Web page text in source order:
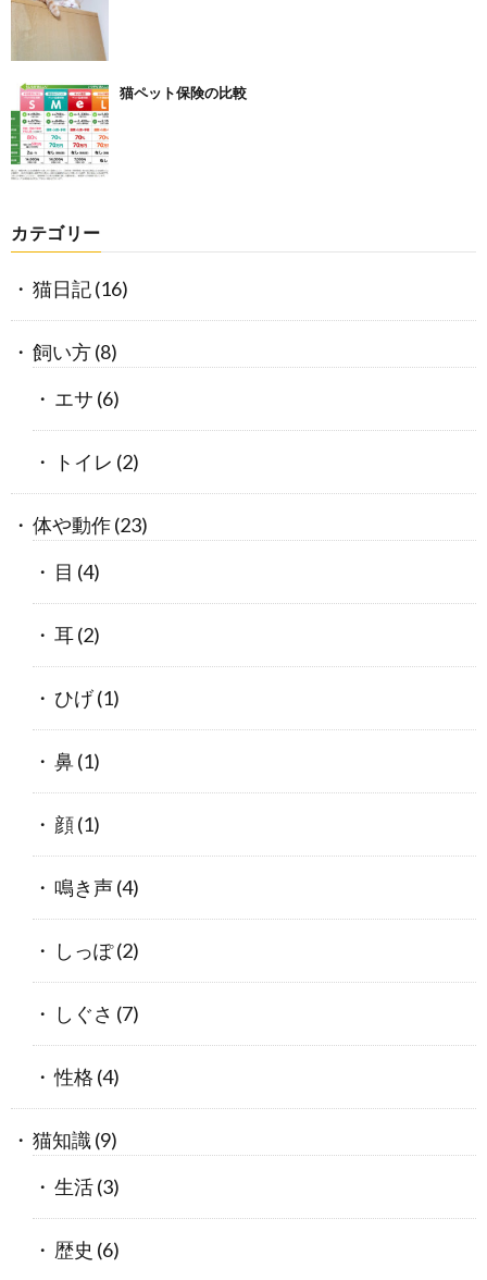
猫ペット保険の比較
カテゴリー
猫日記(16)
飼い方(8)
エサ (6)
トイレ (2)
体や動作(23)
目 (4)
耳(2)
ひげ(1)
鼻(1)
顔(1)
鳴き声(4)
しっぽ(2)
しぐさ (7)
性格 (4)
猫知識(9)
生活(3)
歴史 (6)